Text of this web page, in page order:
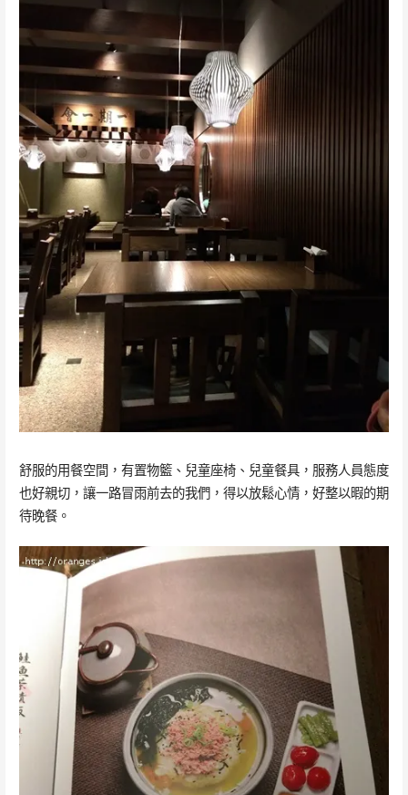
舒服的用餐空間，有置物籃、兒童座椅、兒童餐具，服務人員態度
也好親切，讓一路冒雨前去的我們，得以放鬆心情，好整以暇的期
待晚餐。